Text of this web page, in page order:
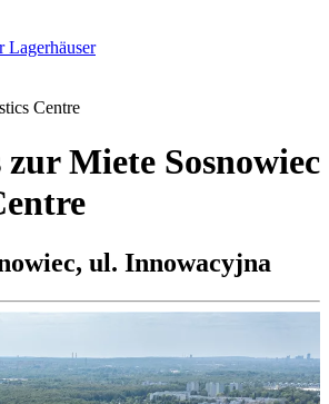
Lagerhäuser
Centre
Miete Sosnowiec
ul. Innowacyjna